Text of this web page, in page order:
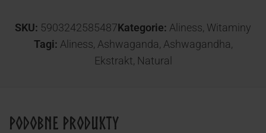
SKU: 5903242585487Kategorie: Aliness, Witaminy
Tagi: Aliness, Ashwaganda, Ashwagandha,
Ekstrakt, Natural
Podobne produkty